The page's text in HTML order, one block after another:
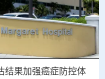
结果加强癌症防控体